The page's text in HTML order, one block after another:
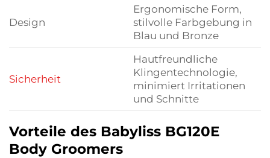
Design
Ergonomische Form,
stilvolle Farbgebung in
Blau und Bronze
Sicherheit
Hautfreundliche
Klingentechnologie,
minimiert Irritationen
und Schnitte
Vorteile des Babyliss BG120E
Body Groomers